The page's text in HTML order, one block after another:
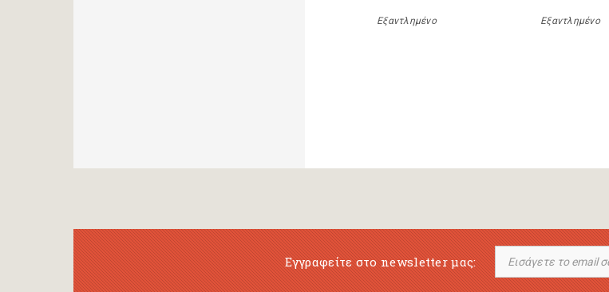
Εξαντλημένο Εξαντλημένο
Εγγραφείτε στο newsletter μας: